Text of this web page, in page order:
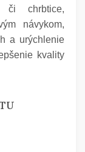
či chrbtice,
návykom,
a urýchlenie
kvality